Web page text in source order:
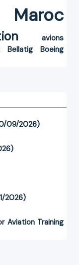
Maroc
avions
Bellatig
Boeing
09/2026)
2026)
Aviation Training